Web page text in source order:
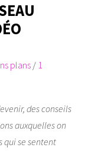
plans/ 1
des conseils
auxquelles on
qui se sentent